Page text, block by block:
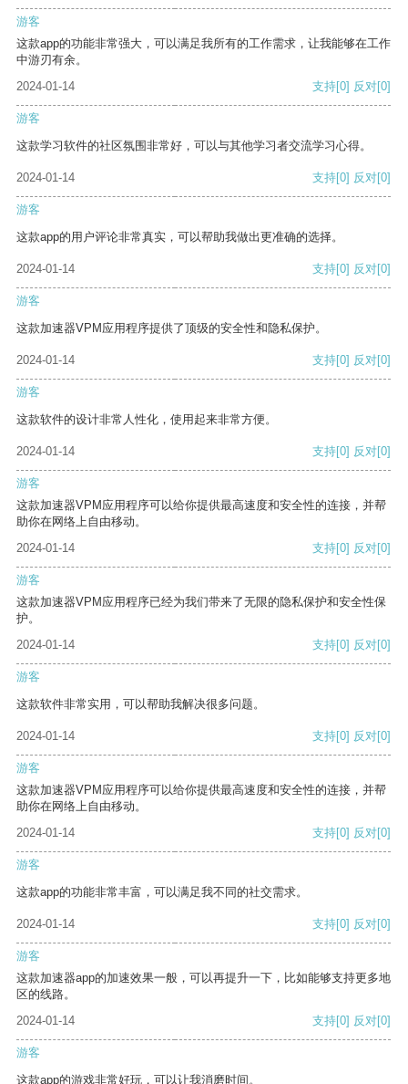
游客
这款app的功能非常强大，可以满足我所有的工作需求，让我能够在工作
中游刃有余。
2024-01-14
支持[0] 反对[0]
游客
这款学习软件的社区氛围非常好，可以与其他学习者交流学习心得。
2024-01-14 支持[0] 反对[0]
游客
这款app的用户评论非常真实，可以帮助我做出更准确的选择。
2024-01-14 支持[0] 反对[0]
游客
这款加速器VPM应用程序提供了顶级的安全性和隐私保护。
2024-01-14 支持[0] 反对[0]
游客
这款软件的设计非常人性化，使用起来非常方便。
2024-01-14 支持[0] 反对[0]
游客
这款加速器VPM应用程序可以给你提供最高速度和安全性的连接，并帮
助你在网络上自由移动。
2024-01-14
支持[0] 反对[0]
游客
这款加速器VPM应用程序已经为我们带来了无限的隐私保护和安全性保
护。
2024-01-14
支持[0] 反对[0]
游客
这款软件非常实用，可以帮助我解决很多问题。
2024-01-14 支持[0] 反对[0]
游客
这款加速器VPM应用程序可以给你提供最高速度和安全性的连接，并帮
助你在网络上自由移动。
2024-01-14
支持[0] 反对[0]
游客
这款app的功能非常丰富，可以满足我不同的社交需求。
2024-01-14 支持[0] 反对[0]
游客
这款加速器app的加速效果一般，可以再提升一下，比如能够支持更多地
区的线路。
2024-01-14
支持[0] 反对[0]
游客
这款app的游戏非常好玩，可以让我消磨时间。